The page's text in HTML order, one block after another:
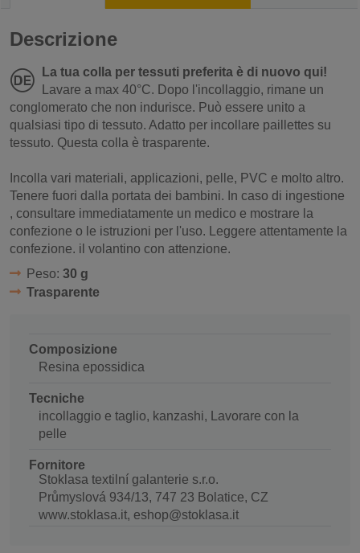
Descrizione
La tua colla per tessuti preferita è di nuovo qui!
Lavare a max 40°C. Dopo l'incollaggio, rimane un
conglomerato che non indurisce. Può essere unito a
qualsiasi tipo di tessuto. Adatto per incollare paillettes su
tessuto. Questa colla è trasparente.
Incolla vari materiali, applicazioni, pelle, PVC e molto altro.
Tenere fuori dalla portata dei bambini. In caso di ingestione
, consultare immediatamente un medico e mostrare la
confezione o le istruzioni per l'uso. Leggere attentamente la
confezione. il volantino con attenzione.
Peso: 30 g
Trasparente
Composizione
Resina epossidica
Tecniche
incollaggio e taglio, kanzashi, Lavorare con la
pelle
Fornitore
Stoklasa textilní galanterie s.r.o.
Průmyslová 934/13, 747 23 Bolatice, CZ
www.stoklasa.it, eshop@stoklasa.it